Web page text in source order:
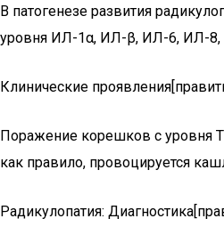
В патогенезе развития
уровня ИЛ-1α, ИЛ-β, ИЛ-6, ИЛ-8,
Клинические
Поражение корешков с уровня
как правило, провоцируется
Радикулопатия: